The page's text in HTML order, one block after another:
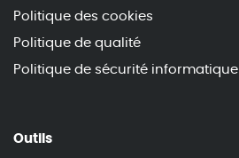
Politique des cookies
Politique de qualité
Politique de sécurité informatique
Outils